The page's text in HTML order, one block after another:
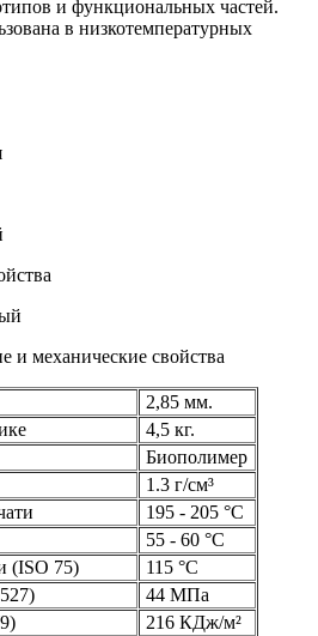
и функциональных частей.
в низкотемпературных
и механические свойства
2,85 мм.
4,5 кг.
Биополимер
1.3 г/см³
195 - 205 °C
55 - 60 °C
(ISO 75)
115 °C
44 МПа
216 КДж/м²